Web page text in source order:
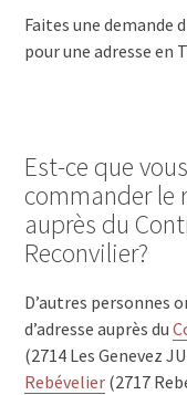
Faites une
pour une adresse en
Est-ce que
commander le
auprès du
Reconvilier?
D’autres personnes
d’adresse auprès du
(2714 Les Genevez
Rebévelier (2717